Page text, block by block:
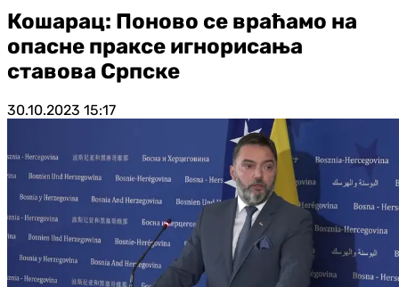
Кошарац: Поново се враћамо на
опасне праксе игнорисања
ставова Српске
30.10.2023 15:17